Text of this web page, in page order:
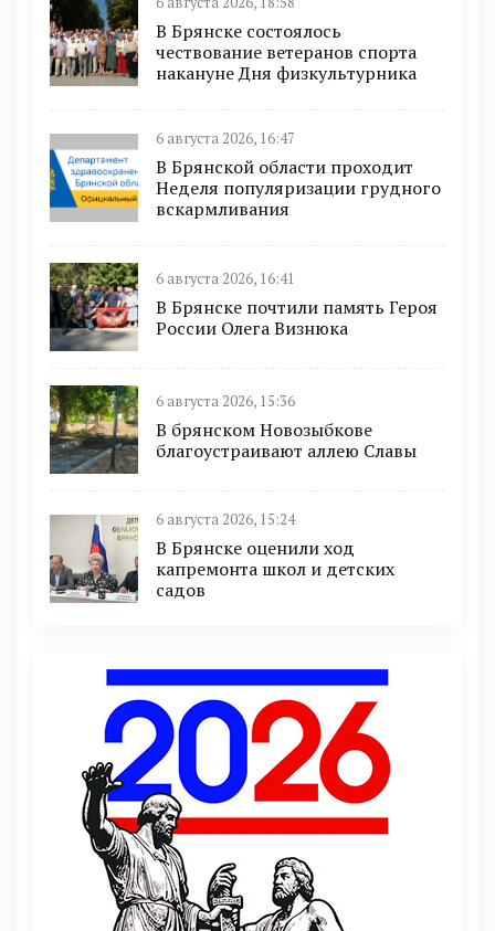
В Брянске состоялось
чествование ветеранов спорта
накануне Дня физкультурника
6 августа 2026, 16:47
В Брянской области проходит
Неделя популяризации грудного
вскармливания
6 августа 2026, 16:41
В Брянске почтили память Героя
России Олега Визнюка
6 августа 2026, 15:36
В брянском Новозыбкове
благоустраивают аллею Славы
6 августа 2026, 15:24
В Брянске оценили ход
капремонта школ и детских
садов